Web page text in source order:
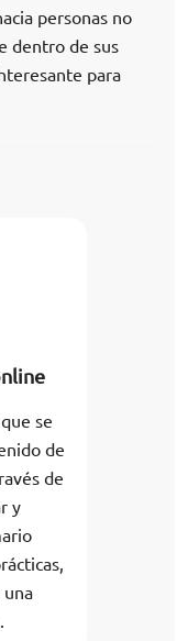
personas no
dentro de sus
para
se
de
de
y
una